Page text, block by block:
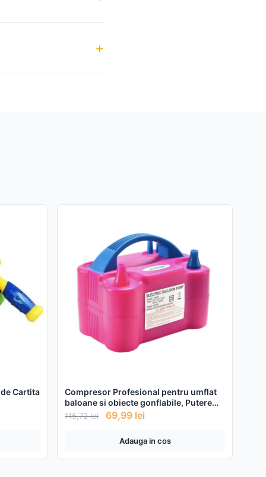
Cartita
Compresor Profesional pentru umflat
baloane si obiecte gonflabile, Putere
600 W, Alimentare 220 V
115,72lei 69,99 lei
Adauga in cos